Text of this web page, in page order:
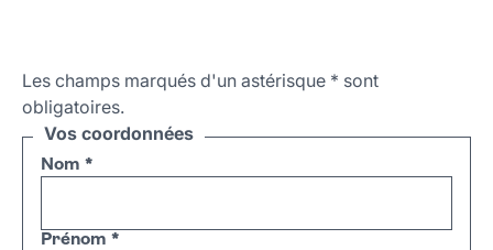
Les champs marqués d'un astérisque * sont
obligatoires.
Vos coordonnées
Nom *
Prénom *